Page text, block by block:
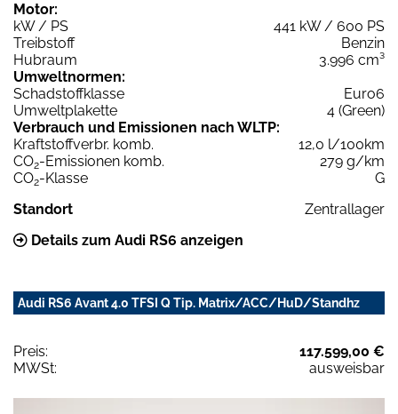
Motor:
kW / PS
441 kW / 600 PS
Treibstoff
Benzin
Hubraum
3.996 cm³
Umweltnormen:
Schadstoffklasse
Euro6
Umweltplakette
4 (Green)
Verbrauch und Emissionen nach WLTP:
Kraftstoffverbr. komb.
12,0 l/100km
CO2-Emissionen komb.
279 g/km
CO2-Klasse
G
Standort
Zentrallager
Details zum Audi RS6 anzeigen
Audi RS6 Avant 4.0 TFSI Q Tip. Matrix/ACC/HuD/Standhz
Preis:
117.599,00 €
MWSt:
ausweisbar